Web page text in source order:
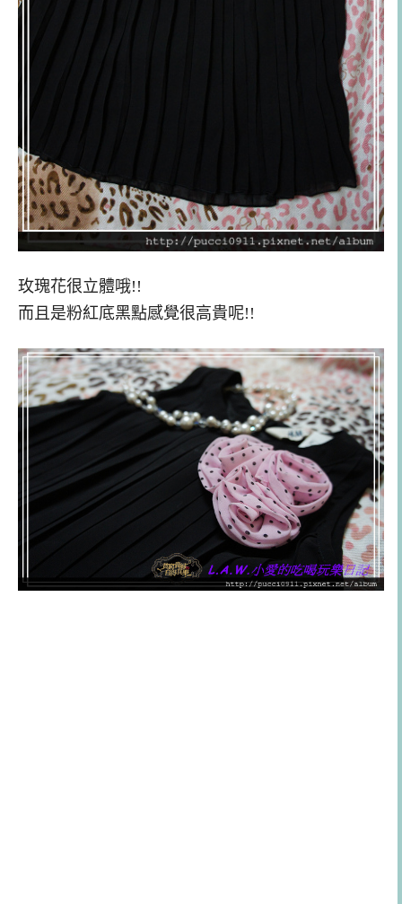
玫瑰花很立體哦!!
而且是粉紅底黑點感覺很高貴呢!!